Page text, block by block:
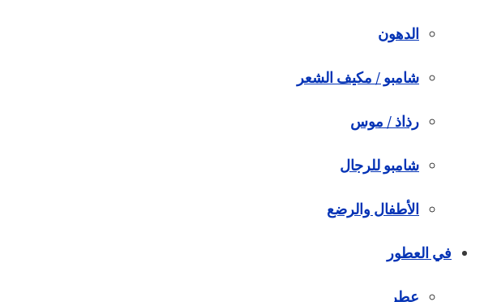
الدهون
شامبو / مكيف الشعر
رذاذ / موس
شامبو للرجال
الأطفال والرضع
في العطور
عطر